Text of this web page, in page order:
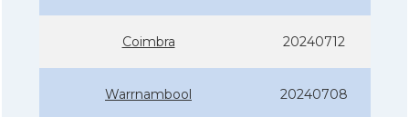
Coimbra 20240712
Warrnambool 20240708